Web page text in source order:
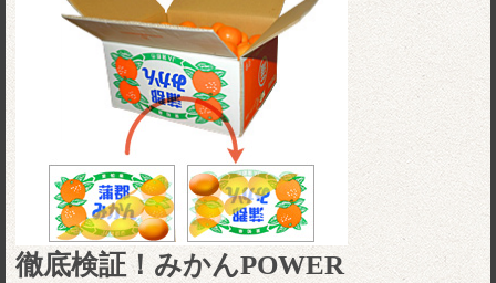
徹底検証！みかんPOWER